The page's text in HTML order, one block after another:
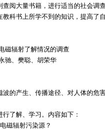
阅大量书籍，进行适当的社会调
科书上所学不到的知识，提高了自
磁辐射了解情况的调查
驰、樊聪、胡荣华
的产生、传播途径、对人体的危
了解、学习。内容如下：
磁辐射污染源？